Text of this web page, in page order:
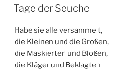
AM
Tage der Seuche
Habe sie alle versammelt,
die Kleinen und die Großen,
die Maskierten und Bloßen,
die Kläger und Beklagten